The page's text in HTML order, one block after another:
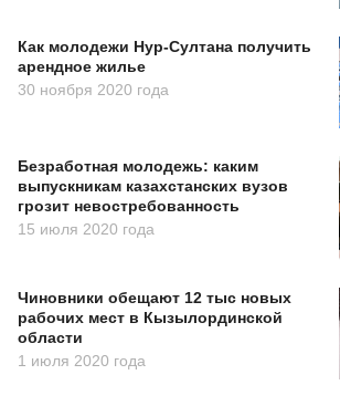
Как молодежи Нур-Султана получить
арендное жилье
30 ноября 2020 года
Безработная молодежь: каким
выпускникам казахстанских вузов
грозит невостребованность
15 июля 2020 года
Чиновники обещают 12 тыс новых
рабочих мест в Кызылординской
области
1 июля 2020 года